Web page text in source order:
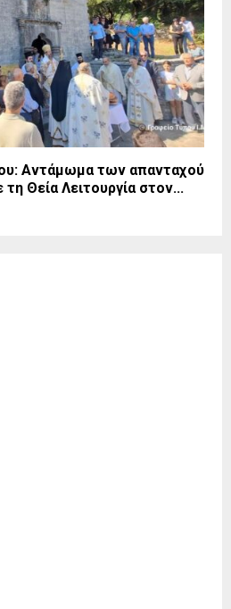
Αντάμωμα των απανταχού
Θεία Λειτουργία στον...